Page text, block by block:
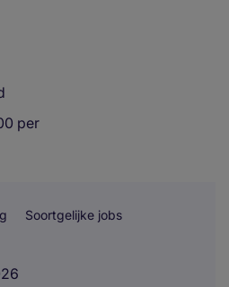
per
Soortgelijke jobs